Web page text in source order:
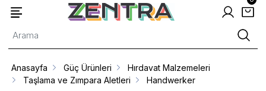
Anasayfa Güç Ürünleri
Hırdavat Malzemeleri
Taşlama ve Zımpara Aletleri
Handwerker